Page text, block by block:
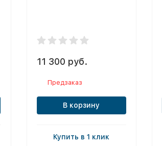
11 300 руб.
Предзаказ
В корзину
Купить в 1 клик